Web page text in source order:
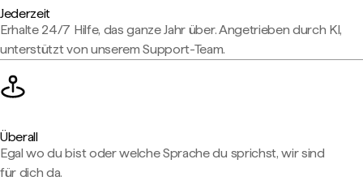
Jederzeit
Erhalte 24/7 Hilfe, das ganze Jahr über. Angetrieben durch KI,
unterstützt von unserem Support-Team.
Überall
Egal wo du bist oder welche Sprache du sprichst, wir sind
für dich da.